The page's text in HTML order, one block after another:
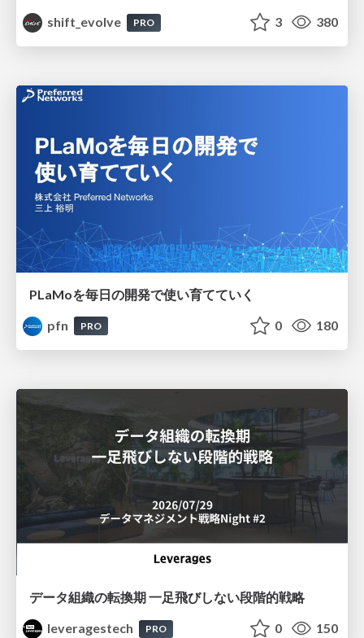
shift_evolve
PRO 3 380
PLaMoを毎日の開発で使い育てていく
pfn
PRO 0 180
データ組織の転換期 一足飛びしない段階的戦略
leveragestech
PRO 0 150